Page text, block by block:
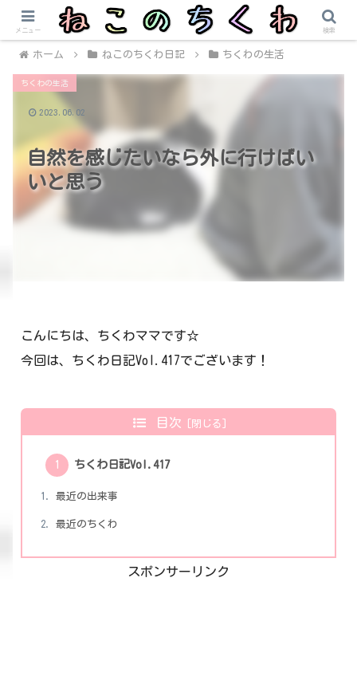
ホーム ねこのちくわ日記 ちくわの生活
自然を感じたいなら外に行けばい
いと思う
ちくわの生活
2023.06.02
こんにちは、ちくわママです☆
今回は、ちくわ日記Vol.417でございます！
目次
ちくわ日記Vol.417
最近の出来事
最近のちくわ
スポンサーリンク
メニュー 検索